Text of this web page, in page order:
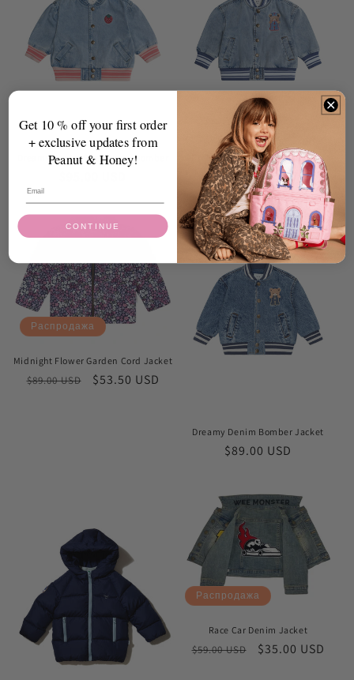
Dreamy Denim Strawberry Bomber Dreamy Denim Varsity Bomber
Обычная
цена
$95.00 USD
Распродажа
Midnight Flower Garden Cord Jacket
Обычная
$89.00 USD
Цена
$53.50 USD
Dreamy Denim Bomber Jacket
Обычная
$89.00 USD
Распродажа
Race Car Denim Jacket
Обычная
$59.00 USD
Цена
$35.00 USD
Get 10 % off your first order
+ exclusive updates from
Peanut & Honey!
CONTINUE